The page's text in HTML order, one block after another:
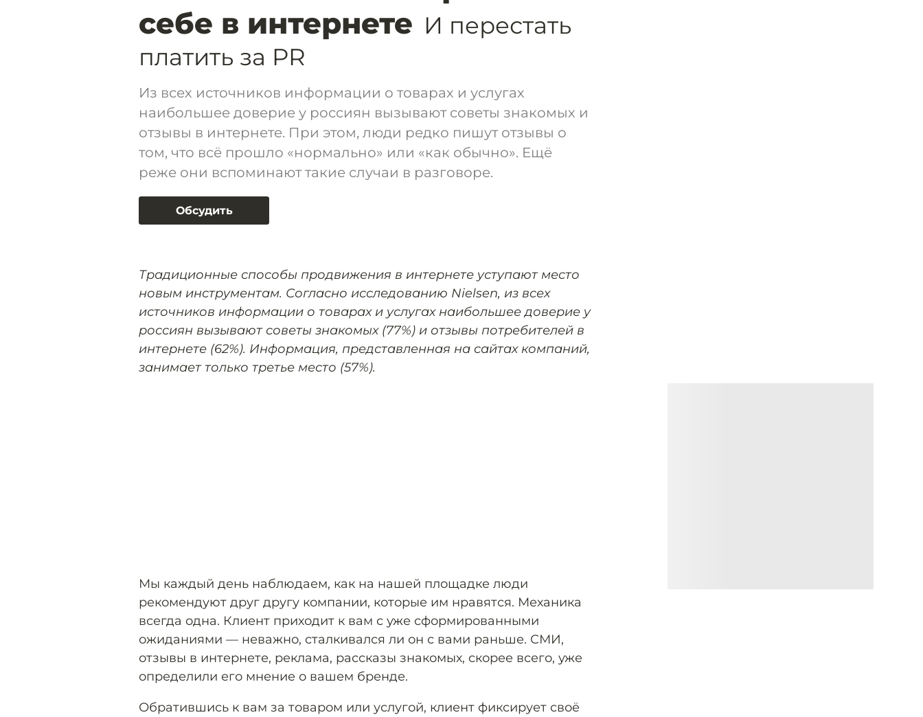
себе в интернете И перестать
платить за PR
Из всех источников информации о товарах и услугах
наибольшее доверие у россиян вызывают советы знакомых и
отзывы в интернете. При этом, люди редко пишут отзывы о
том, что всё прошло «нормально» или «как обычно». Ещё
реже они вспоминают такие случаи в разговоре.
Обсудить
Традиционные способы продвижения в интернете уступают место
новым инструментам. Согласно исследованию Nielsen, из всех
источников информации о товарах и услугах наибольшее доверие у
россиян вызывают советы знакомых (77%) и отзывы потребителей в
интернете (62%). Информация, представленная на сайтах компаний,
занимает только третье место (57%).
Мы каждый день наблюдаем, как на нашей площадке люди
рекомендуют друг другу компании, которые им нравятся. Механика
всегда одна. Клиент приходит к вам с уже сформированными
ожиданиями — неважно, сталкивался ли он с вами раньше. СМИ,
отзывы в интернете, реклама, рассказы знакомых, скорее всего, уже
определили его мнение о вашем бренде.
Обратившись к вам за товаром или услугой, клиент фиксирует своё